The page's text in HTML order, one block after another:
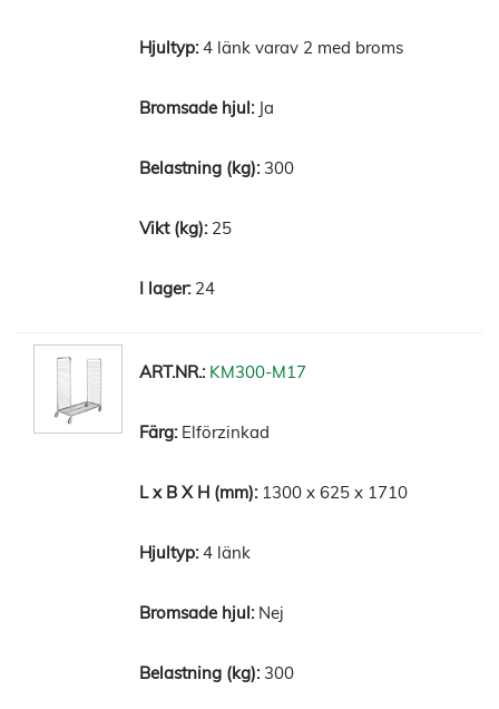
4 länk varav 2 med broms
Ja
300
25
24
KM300-M17
Elförzinkad
1300 x 625 x 1710
4 länk
Nej
300